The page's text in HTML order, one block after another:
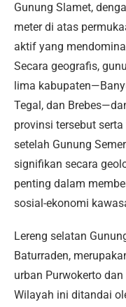
Gunung Slamet,
meter di atas
aktif yang
Secara geografis,
lima
Tegal, dan
provinsi tersebut
setelah Gunung
signifikan secara
penting dalam
sosial-ekonomi
Lereng selatan
Baturraden,
urban Purwokerto
Wilayah ini ditandai